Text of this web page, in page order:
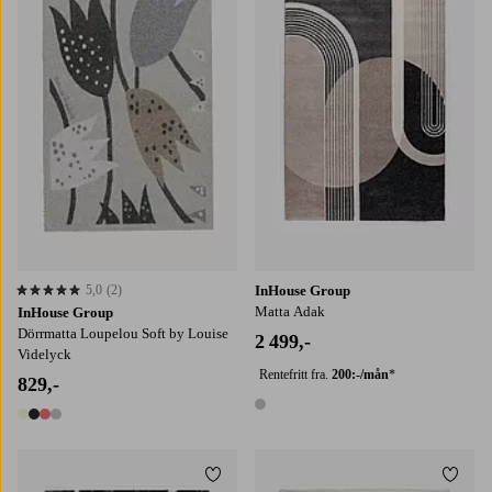
InHouse Group
Dörrmatta Loupelou Soft by Louise
Videlyck
829,-
4 farger
5,0 basert på 2 karaktergivninger
5,0 (2)
InHouse Group
Matta Adak
2 499,-
Rentefritt fra. 200:-/mån*
1 farge
130X195160X230
Legg til favoritter